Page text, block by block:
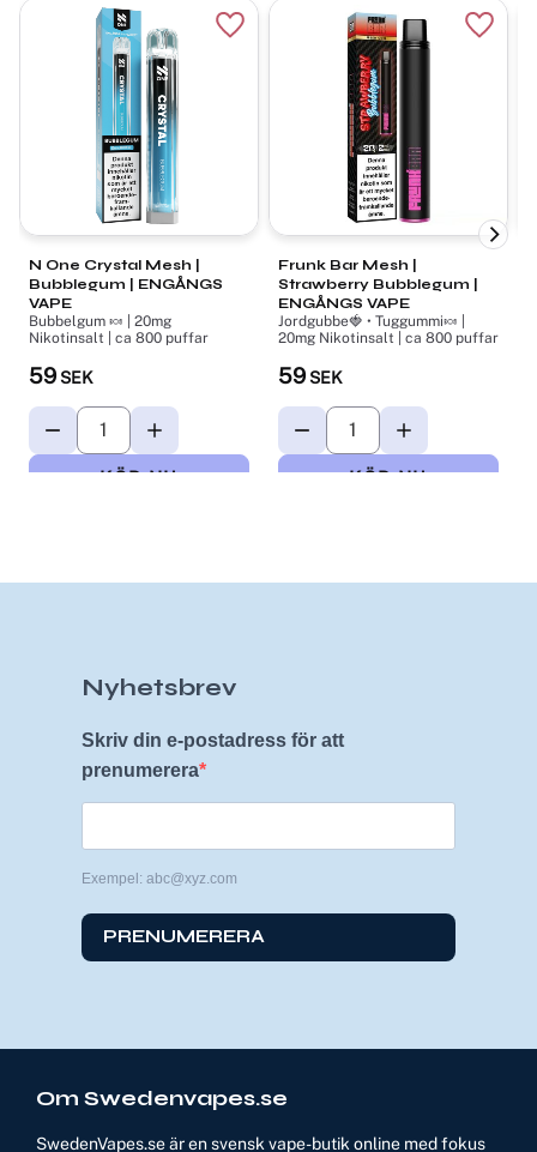
N One Crystal Mesh |
Bubblegum | ENGÅNGS
VAPE
Bubbelgum 🍬 | 20mg
Nikotinsalt | ca 800 puffar
59 SEK
Lägg till i favoriter
Frunk Bar Mesh |
Strawberry Bubblegum |
ENGÅNGS VAPE
Jordgubbe🍓 • Tuggummi🍬 |
20mg Nikotinsalt | ca 800 puffar
59 SEK
Lägg
Nyhetsbrev
Skriv din e-postadress för att
prenumerera
Exempel: abc@xyz.com
PRENUMERERA
Om Swedenvapes.se
SwedenVapes.se är en svensk vape-butik online med fokus